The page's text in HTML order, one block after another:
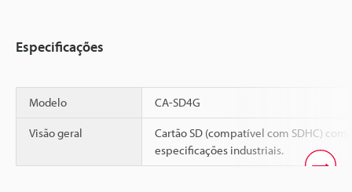
Especificações
Modelo CA-SD4G
Visão geral
Cartão SD (compatível com SDHC) com
especificações industriais.